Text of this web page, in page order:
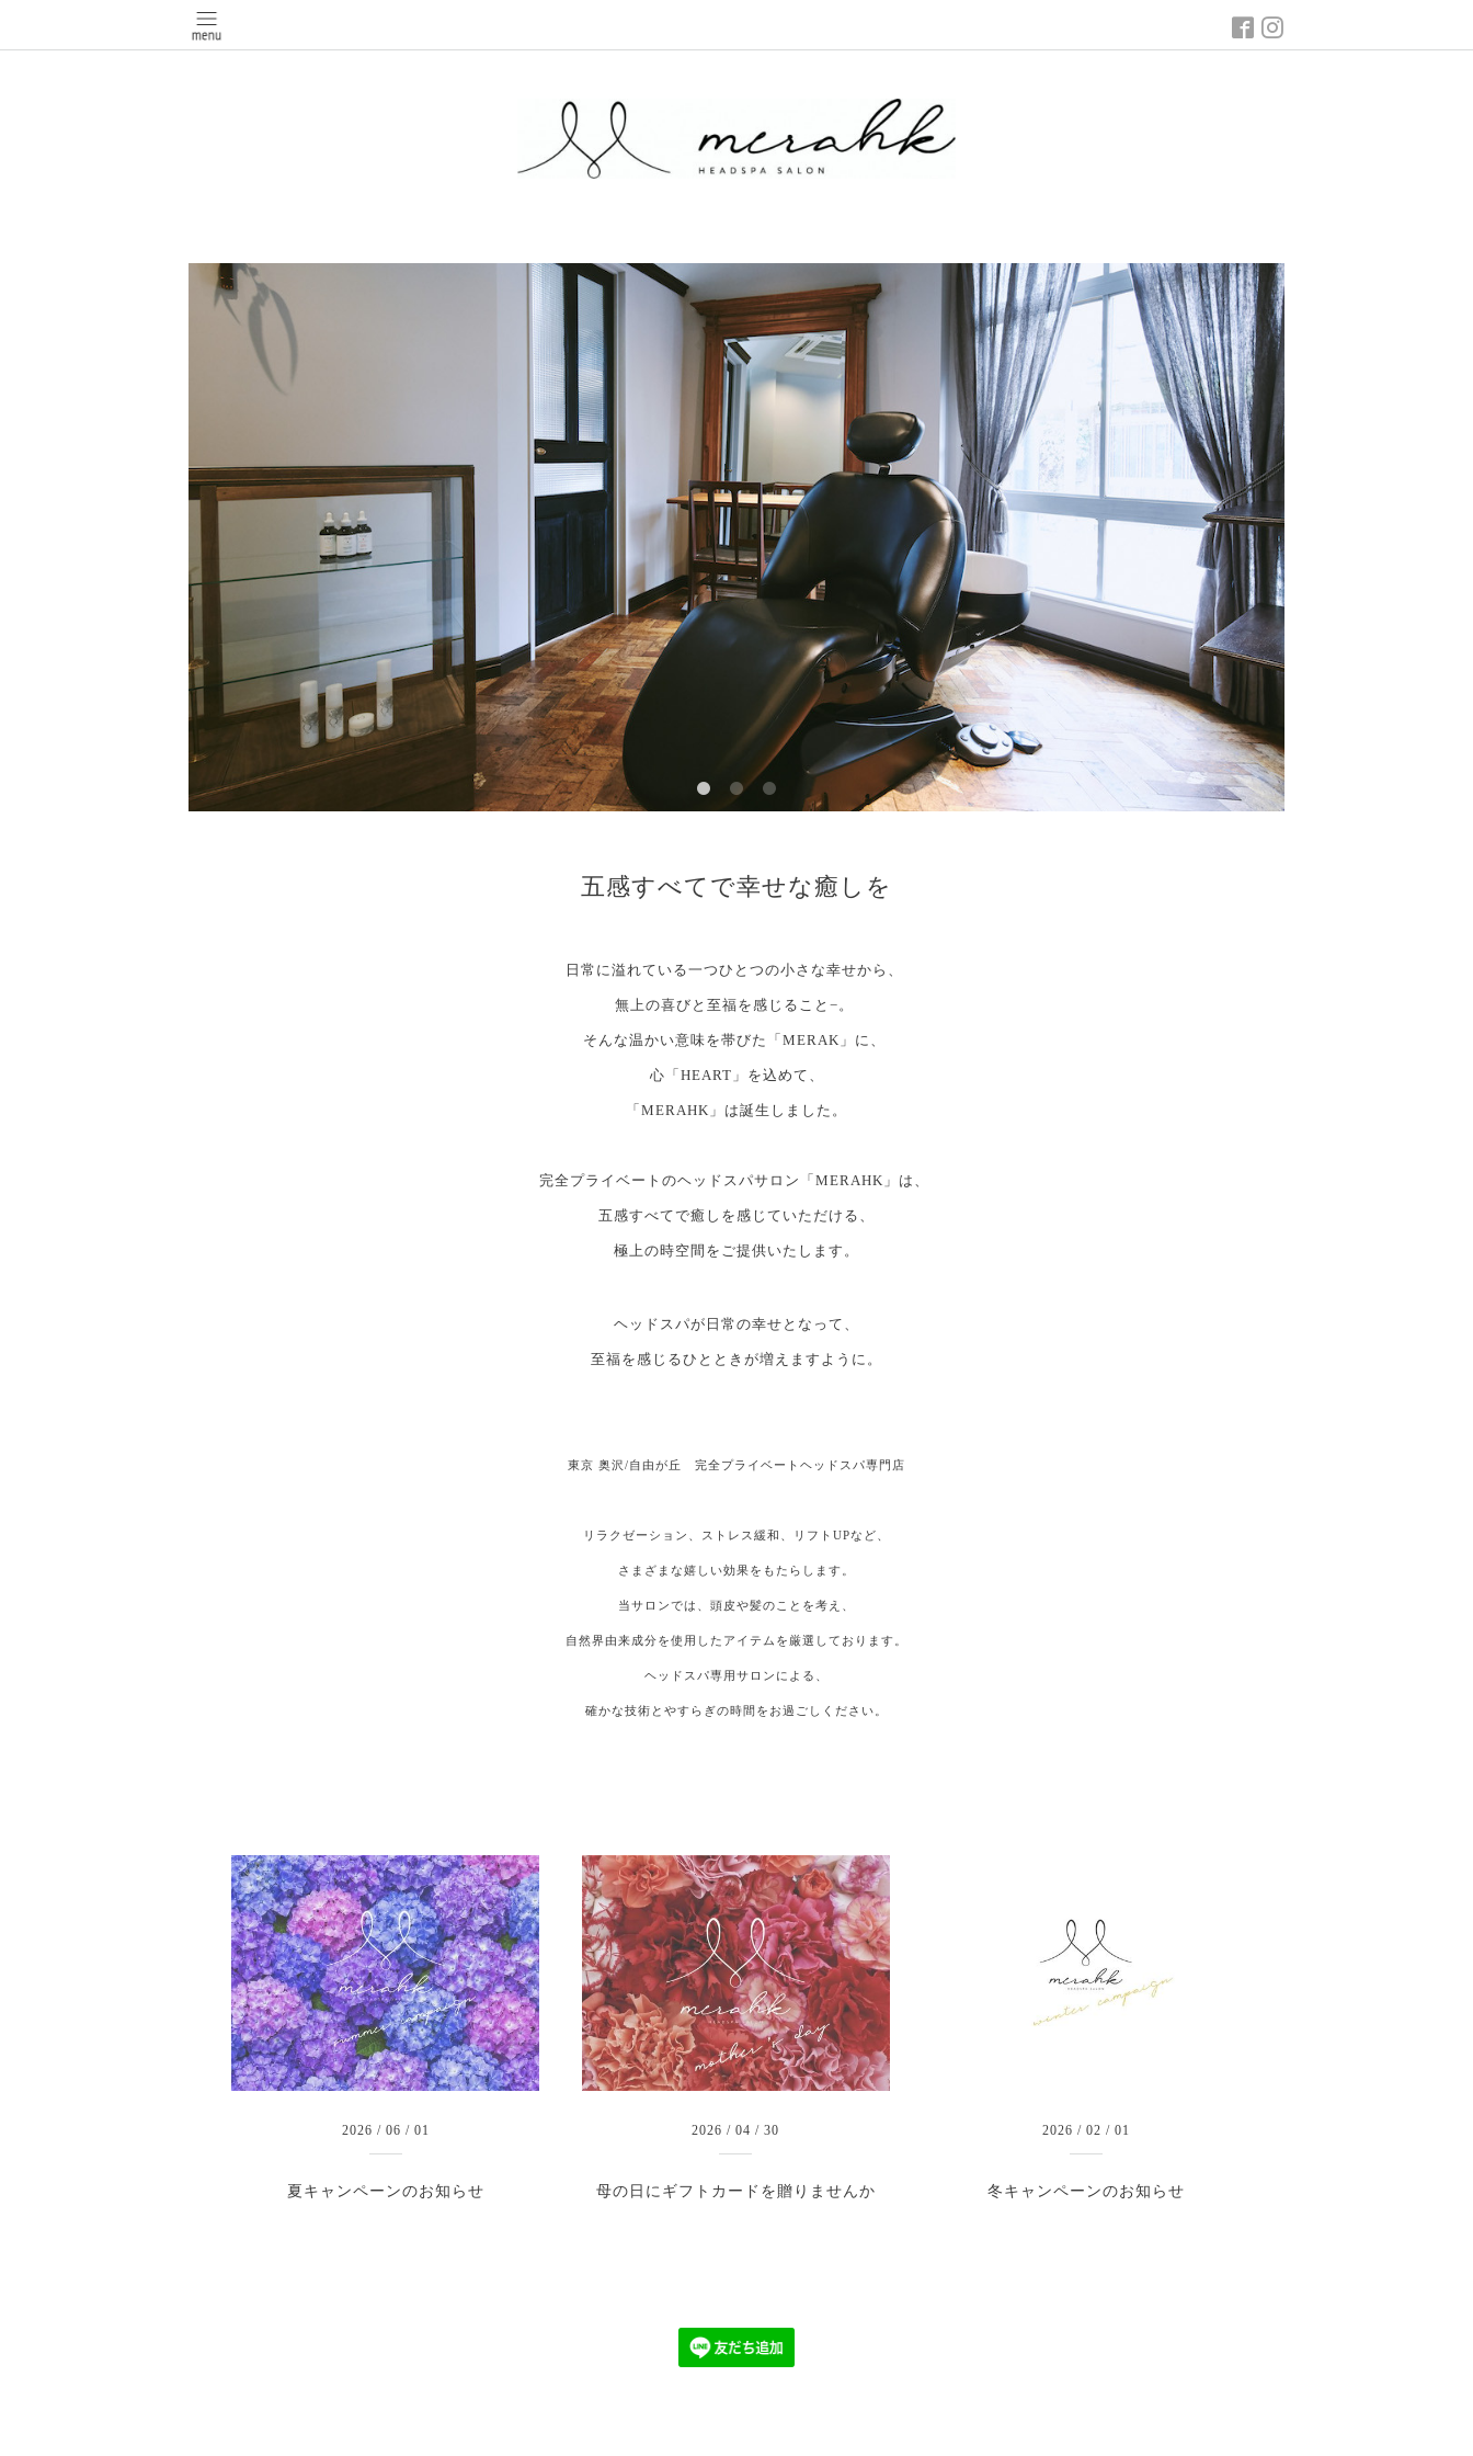
五感すべてで幸せな癒しを
日常に溢れている一つひとつの小さな幸せから、
無上の喜びと至福を感じること−。
そんな温かい意味を帯びた「MERAK」に、
心「HEART」を込めて、
「MERAHK」は誕生しました。
完全プライベートのヘッドスパサロン「MERAHK」は、
五感すべてで癒しを感じていただける、
極上の時空間をご提供いたします。
ヘッドスパが日常の幸せとなって、
至福を感じるひとときが増えますように。
東京 奥沢/自由が丘 完全プライベートヘッドスパ専門店
リラクゼーション、ストレス緩和、リフトUPなど、
さまざまな嬉しい効果をもたらします。
当サロンでは、頭皮や髪のことを考え、
自然界由来成分を使用したアイテムを厳選しております。
ヘッドスパ専用サロンによる、
確かな技術とやすらぎの時間をお過ごしください。
2026 / 06 / 01
夏キャンペーンのお知らせ
2026 /04 /30
母の日にギフトカードを贈りませんか
2026 /02 /01
冬キャンペーンのお知らせ